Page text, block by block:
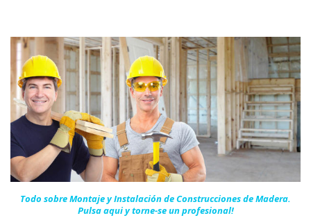
Todo sobre Montaje y Instalación de Construcciones de Madera.
Pulsa aqui y torne-se unprofesional!